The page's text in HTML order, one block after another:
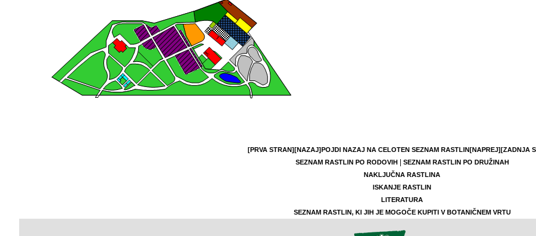
[PRVA STRAN][NAZAJ]POJDI NAZAJ NA CELOTEN SEZNAM RASTLIN[NAPREJ][ZADNJA
SEZNAM RASTLIN PO RODOVIH|
SEZNAM RASTLIN PO DRUŽINAH
NAKLJUČNA RASTLINA
ISKANJE RASTLIN
LITERATURA
SEZNAM RASTLIN, KI JIH JE MOGOČE KUPITI V BOTANIČNEM VRTU